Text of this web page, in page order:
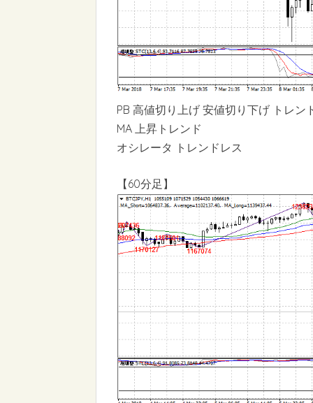
PB 高値切り上げ 安値切り下げ トレン
MA 上昇トレンド
オシレータ トレンドレス
【60分足】